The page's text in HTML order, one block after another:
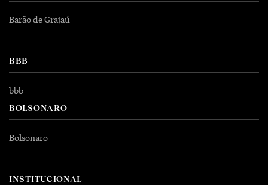
Barão de Grajaú
BBB
bbb
BOLSONARO
Bolsonaro
INSTITUCIONAL